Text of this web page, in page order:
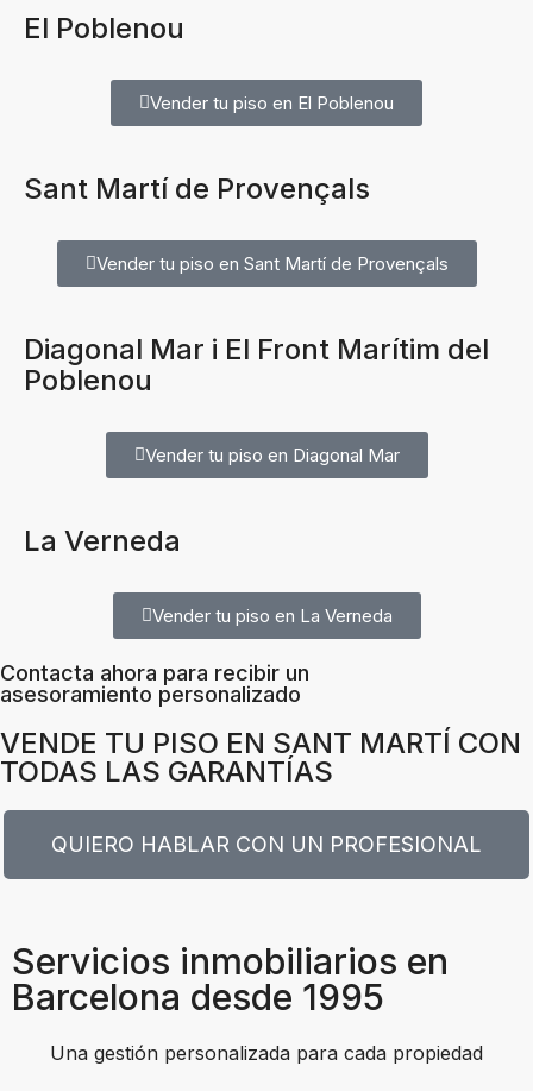
El Poblenou
Vender tu piso en El Poblenou
Sant Martí de Provençals
Vender tu piso en Sant Martí de Provençals
Diagonal Mar i El Front Marítim del
Poblenou
Vender tu piso en Diagonal Mar
La Verneda
Vender tu piso en La Verneda
Contacta ahora para recibir un
asesoramiento personalizado
VENDE TU PISO EN SANT MARTÍ CON
TODAS LAS GARANTÍAS
QUIERO HABLAR CON UN PROFESIONAL
Servicios inmobiliarios en
Barcelona desde 1995
Una gestión personalizada para cada propiedad